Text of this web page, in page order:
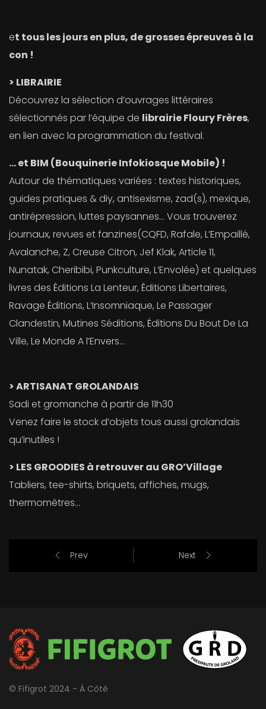
et tous les jours en plus, de grosses épreuves à la
con !
> LIBRAIRIE
Découvrez la sélection d’ouvrages littéraires
sélectionnés par l’équipe de librairie Floury Frères,
en lien avec la programmation du festival.
… et BIM (Bouquinerie Infokiosque Mobile) !
Autour de thématiques variées : textes historiques,
guides pratiques & diy, antisexisme, zad(s), mexique,
antirépression, luttes paysannes… Vous trouverez
journaux, revues et fanzines(CQFD, Rafale, L’Empaillé,
Avalanche, Z, Creuse Citron, Jef Klak, Article 11,
Nunatak, Cheribibi, Punkculture, L’Envolée) et quelques
livres des Éditions La Lenteur, Éditions Libertaires,
Ravage Éditions, L’Insomniaque, Le Passager
Clandestin, Mutines Séditions, Éditions Du Bout De La
Ville, Le Monde A l’Envers…
> ARTISANAT GROLANDAIS
Sadi et gromanche à partir de 11h30
Venez faire le stock d’objets tous aussi grolandais
qu’inutiles !
> LES GROODIES à retrouver au GRO’Village
Tabliers, tee-shirts, briquets, affiches, mugs,
thermomètres…
Prev Next
© Fifigrot 2024 - À Côté